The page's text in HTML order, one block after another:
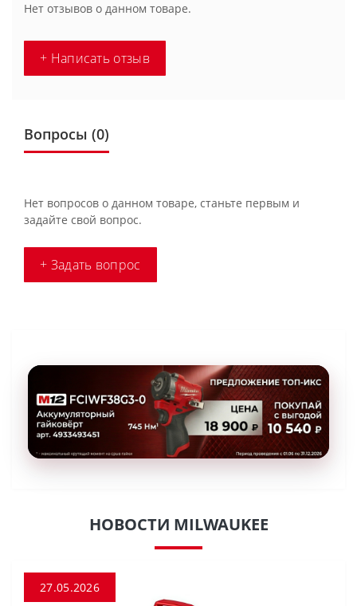
Нет отзывов о данном товаре.
+ Написать отзыв
Вопросы (0)
Нет вопросов о данном товаре, станьте первым и
задайте свой вопрос.
+ Задать вопрос
НОВОСТИ MILWAUKEE
27.05.2026